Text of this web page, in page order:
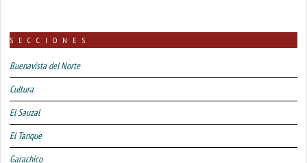
SECCIONES
Buenavista del Norte
Cultura
El Sauzal
El Tanque
Garachico